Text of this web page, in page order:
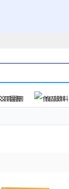
文具圖書 食品飲料